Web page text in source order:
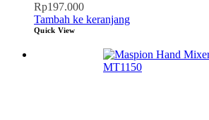
Rp197.000
Tambah ke keranjang
Quick View